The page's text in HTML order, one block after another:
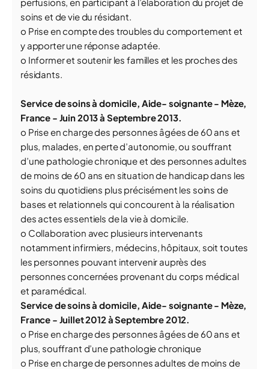
soins et de vie du résidant.
o Prise en compte des troubles du comportement et
y apporter une réponse adaptée.
o Informer et soutenir les familles et les proches des
résidants.
Service de soins à domicile, Aide- soignante- Mèze,
France - Juin 2013 à Septembre 2013.
o Prise en charge des personnes âgées de 60 ans et
plus, malades, en perte d’autonomie, ou souffrant
d’une pathologie chronique et des personnes adultes
de moins de 60 ans en situation de handicap dans les
soins du quotidiens plus précisément les soins de
bases et relationnels qui concourent à la réalisation
des actes essentiels de la vie à domicile.
o Collaboration avec plusieurs intervenants
notamment infirmiers, médecins, hôpitaux, soit toutes
les personnes pouvant intervenir auprès des
personnes concernées provenant du corps médical
et paramédical.
Service de soins à domicile, Aide- soignante- Mèze,
France - Juillet 2012 à Septembre 2012.
o Prise en charge des personnes âgées de 60 ans et
plus, souffrant d’une pathologie chronique
o Prise en charge de personnes adultes de moins de